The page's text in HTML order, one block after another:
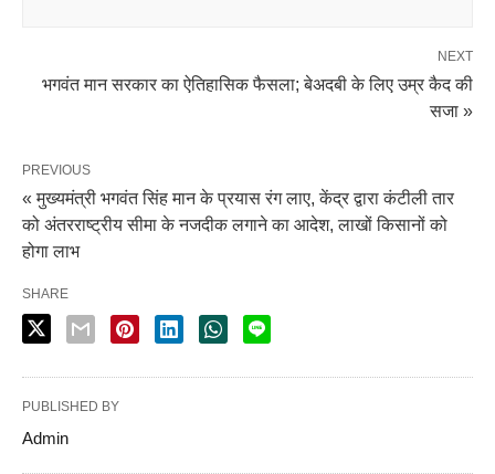
NEXT
भगवंत मान सरकार का ऐतिहासिक फैसला; बेअदबी के लिए उम्र कैद की
सजा »
PREVIOUS
« मुख्यमंत्री भगवंत सिंह मान के प्रयास रंग लाए, केंद्र द्वारा कंटीली तार
को अंतरराष्ट्रीय सीमा के नजदीक लगाने का आदेश, लाखों किसानों को
होगा लाभ
SHARE
PUBLISHED BY
Admin